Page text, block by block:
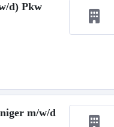
d) Pkw
m/w/d